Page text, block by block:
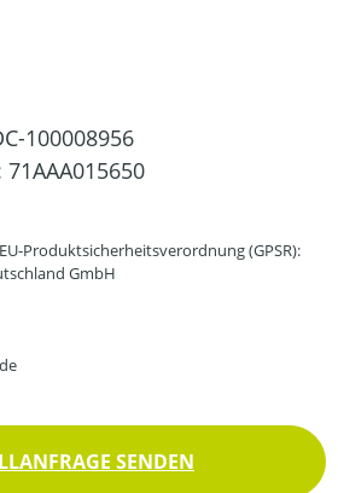
100008956
71AAA015650
Produktsicherheitsverordnung (GPSR):
GmbH
SENDEN